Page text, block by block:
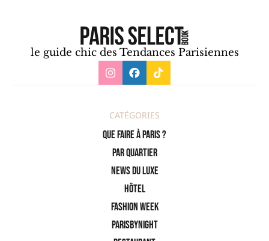
le guide chic des Tendances Parisiennes
CATÉGORIES
Que faire à Paris ?
PAR QUARTIER
News du Luxe
Hôtel
Fashion Week
ParisByNight